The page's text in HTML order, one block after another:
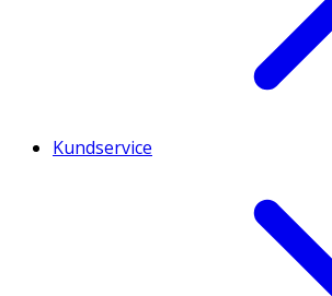
Kundservice